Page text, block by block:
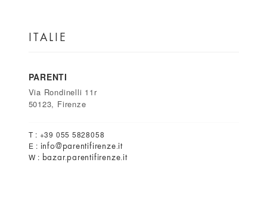
ITALIE
PARENTI
Via Rondinelli 11r
50123, Firenze
T : +39 055 5828058
E : info@parentifirenze.it
W : bazar.parentifirenze.it